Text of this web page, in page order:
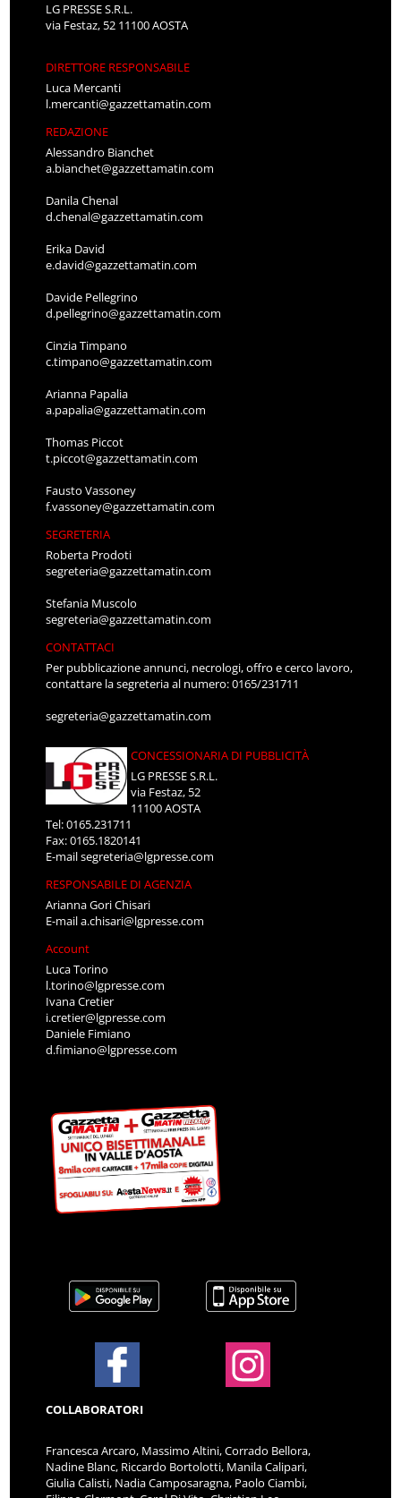
LG PRESSE S.R.L.
via Festaz, 52 11100 AOSTA
DIRETTORE RESPONSABILE
Luca Mercanti
l.mercanti@gazzettamatin.com
REDAZIONE
Alessandro Bianchet
a.bianchet@gazzettamatin.com
Danila Chenal
d.chenal@gazzettamatin.com
Erika David
e.david@gazzettamatin.com
Davide Pellegrino
d.pellegrino@gazzettamatin.com
Cinzia Timpano
c.timpano@gazzettamatin.com
Arianna Papalia
a.papalia@gazzettamatin.com
Thomas Piccot
t.piccot@gazzettamatin.com
Fausto Vassoney
f.vassoney@gazzettamatin.com
SEGRETERIA
Roberta Prodoti
segreteria@gazzettamatin.com
Stefania Muscolo
segreteria@gazzettamatin.com
CONTATTACI
Per pubblicazione annunci, necrologi, offro e cerco lavoro,
contattare la segreteria al numero: 0165/231711
segreteria@gazzettamatin.com
CONCESSIONARIA DI PUBBLICITÀ
LG PRESSE S.R.L.
via Festaz, 52
11100 AOSTA
Tel: 0165.231711
Fax: 0165.1820141
E-mailsegreteria@lgpresse.com
RESPONSABILE DI AGENZIA
Arianna Gori Chisari
E-maila.chisari@lgpresse.com
Account
Luca Torino
l.torino@lgpresse.com
Ivana Cretier
i.cretier@lgpresse.com
Daniele Fimiano
d.fimiano@lgpresse.com
COLLABORATORI
Francesca Arcaro, Massimo Altini, Corrado Bellora,
Nadine Blanc, Riccardo Bortolotti, Manila Calipari,
Giulia Calisti, Nadia Camposaragna, Paolo Ciambi,